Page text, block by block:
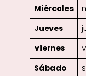
Miércoles
Jueves
Viernes
Sábado